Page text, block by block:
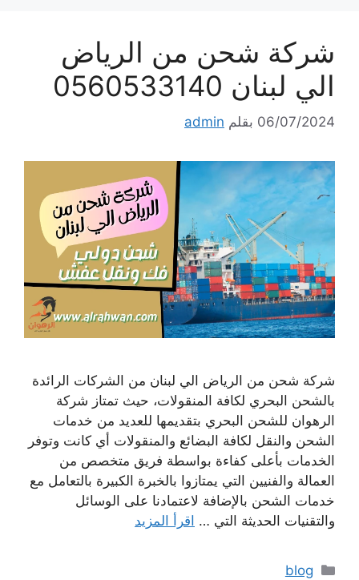
شركة شحن من الرياض
الي لبنان 0560533140
06/07/2024 بقلم admin
شركة شحن من الرياض الي لبنان من الشركات الرائدة
بالشحن البحري لكافة المنقولات، حيث تمتاز شركة
الرهوان للشحن البحري بتقديمها للعديد من خدمات
الشحن والنقل لكافة البضائع والمنقولات أي كانت وتوفر
الخدمات بأعلى كفاءة بواسطة فريق متخصص من
العمالة والفنيين التي يمتازوا بالخبرة الكبيرة بالتعامل مع
خدمات الشحن بالإضافة لاعتمادنا على الوسائل
والتقنيات الحديثة التي … اقرأ المزيد
التصنيفات
blog